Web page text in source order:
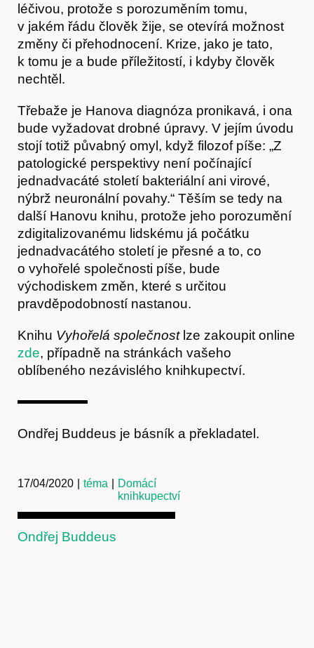
léčivou, protože s porozuměním tomu,
v jakém řádu člověk žije, se otevírá možnost
změny či přehodnocení. Krize, jako je tato,
k tomu je a bude příležitostí, i kdyby člověk
nechtěl.
Třebaže je Hanova diagnóza pronikavá, i ona
bude vyžadovat drobné úpravy. V jejím úvodu
stojí totiž půvabný omyl, když filozof píše: „Z
patologické perspektivy není počínající
jednadvacáté století bakteriální ani virové,
nýbrž neuronální povahy.“ Těším se tedy na
další Hanovu knihu, protože jeho porozumění
zdigitalizovanému lidskému já počátku
jednadvacátého století je přesné a to, co
o vyhořelé společnosti píše, bude
východiskem změn, které s určitou
pravděpodobností nastanou.
Knihu Vyhořelá společnostlze zakoupit online
zde, případně na stránkách vašeho
oblíbeného nezávislého knihkupectví.
Ondřej Buddeus je básník a překladatel.
17/04/2020 téma
Domácí
knihkupectví
Ondřej Buddeus